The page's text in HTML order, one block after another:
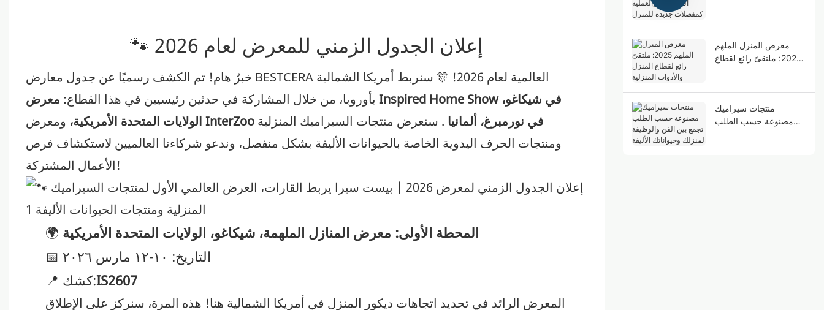
🐾 إعلان الجدول الزمني للمعرض لعام 2026
خبرٌ هام! تم الكشف رسميًا عن جدول معارض BESTCERA العالمية لعام 2026! 🎊 سنربط أمريكا الشمالية
بأوروبا، من خلال المشاركة في حدثين رئيسيين في هذا القطاع: معرض Inspired Home Show في شيكاغو،
الولايات المتحدة الأمريكية،
InterZoo في نورمبرغ، ألمانيا . سنعرض منتجات السيراميك المنزلية
ومنتجات الحرف اليدوية الخاصة بالحيوانات الأليفة بشكل منفصل، وندعو شركاءنا العالميين لاستكشاف فرص
الأعمال المشتركة!
🌍 المحطة الأولى: معرض المنازل الملهمة، شيكاغو، الولايات المتحدة الأمريكية
📅 التاريخ: ١٠-١٢ مارس ٢٠٢٦
📍 كشك:IS2607
المعرض الرائد في تحديد اتجاهات ديكور المنزل في أمريكا الشمالية هنا! هذه المرة، سنركز على الإطلاق
معرض المنزل الملهم
2025: ملتقىً رائع لقطاع
منتجات سيراميك
مصنوعة حسب الطلب